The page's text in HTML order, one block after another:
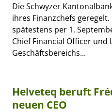
Die Schwyzer
ihres Finanzchefs
spätestens per 1.
Chief Financial Officer und
Geschäftsbereichs...
Helveteq beruft
neuen CEO